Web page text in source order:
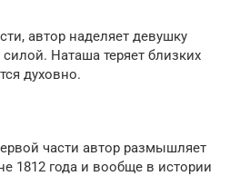
автор наделяет девушку
Наташа теряет близких
духовно.
части автор размышляет
1812 года и вообще в истории